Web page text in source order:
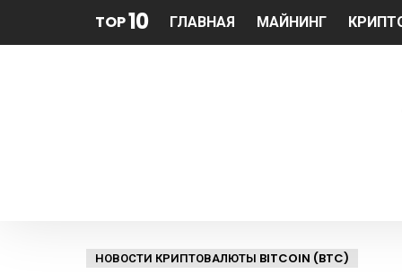
TOP10 ГЛАВНАЯ МАЙНИНГ
НОВОСТИ КРИПТОВАЛЮТЫ BITCOIN (BTC)